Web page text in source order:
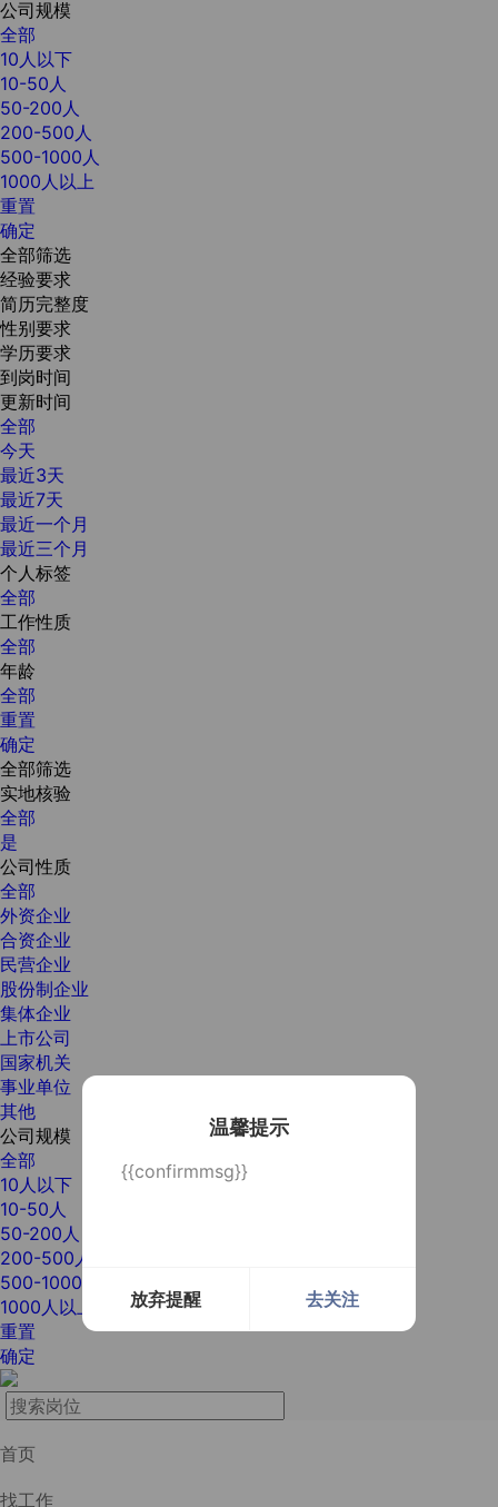
温馨提示
{{confirmmsg}}
放弃提醒 去关注
公司规模
全部
10人以下
10-50人
50-200人
200-500人
500-1000人
1000人以上
重置
确定
全部筛选
经验要求
简历完整度
性别要求
学历要求
到岗时间
更新时间
全部
今天
最近3天
最近7天
最近一个月
最近三个月
个人标签
全部
工作性质
全部
年龄
全部
重置
确定
全部筛选
实地核验
全部
是
公司性质
全部
外资企业
合资企业
民营企业
股份制企业
集体企业
上市公司
国家机关
事业单位
其他
公司规模
全部
10人以下
10-50人
50-200人
200-500人
500-1000人
1000人以上
重置
确定
首页
找工作